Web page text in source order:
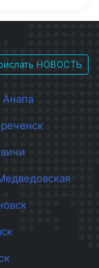
НОВОСТЬ
Анапа